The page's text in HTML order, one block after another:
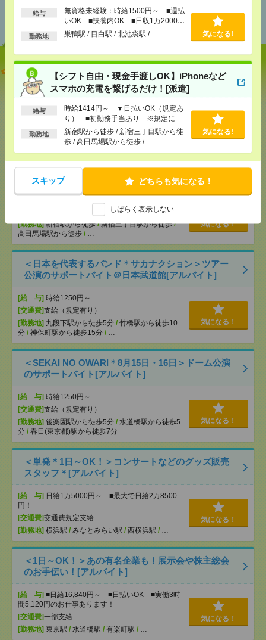
給与
無資格未経験：時給1500円～ ■週払
いOK ■扶養内OK ■日収1万2000円
以上
勤務地 巣鴨駅 / 目白駅 / 北池袋駅 / … 気になる!
【シフト自由・現金手渡しOK】iPhoneなど
スマホの充電を繋げるだけ！[派遣]
給与
時給1414円～ ▼日払いOK（規定あ
り） ■初勤務手当あり ※規定によ
る
勤務地
新宿駅から徒歩 / 新宿三丁目駅から徒
歩 / 高田馬場駅から徒歩 / …
気になる!
スキップ どちらも気になる！
しばらく表示しない
あなたの閲覧履歴からの
おすすめ
【オープニング募集】おばあちゃんのお散歩付き添
いも仕事の1つ[派遣]
無資格未経験：時給1500円～ ■週払い
OK ■扶養内OK ■日収1万2000円以上
[勤務地]巣鴨駅/ 目白駅/北池袋駅/ …
気になる！
【シフト自由・現金手渡しOK】iPhoneなどスマホの
充電を繋げるだけ！[派遣]
時給1414円～ ▼日払いOK（規定あ
り） ■初勤務手当あり ※規定による
[勤務地]新宿駅から徒歩/新宿三丁目駅から徒歩/
高田馬場駅から徒歩 / …
気になる！
＜日本を代表するバンド＊サカナクション＞ツアー
公演のサポートバイト＠日本武道館[アルバイト]
[給 与] 時給1250円～
[交通費]支給（規定有り）
[勤務地] 九段下駅から徒歩5分 / 竹橋駅から徒歩10
分 / 神保町駅から徒歩15分 / …
気になる！
＜SEKAI NO OWARI＊8月15日・16日＞ドーム公演
のサポートバイト[アルバイト]
[給 与] 時給1250円～
[交通費]支給（規定有り）
[勤務地] 後楽園駅から徒歩5分 / 水道橋駅から徒歩5
分 / 春日(東京都)駅から徒歩7分
気になる！
＜単発＊1日～OK！＞コンサートなどのグッズ販売
スタッフ＊[アルバイト]
[給 与] 日給1万5000円～ ■最大で日給2万8500
円！
[交通費]交通費規定支給
[勤務地] 横浜駅 / みなとみらい駅 / 西横浜駅 / …
気になる！
＜1日～OK！＞あの有名企業も！展示会や株主総会
のお手伝い！[アルバイト]
[給 与] ■日給16,840円～ ■日払いOK ■実働3時
間5,120円のお仕事あります！
[交通費]一部支給
[勤務地] 東京駅 / 水道橋駅 / 有楽町駅 / …
気になる！